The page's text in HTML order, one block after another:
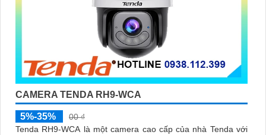
CAMERA TENDA RH9-WCA
5%-35%
00 ₫
Tenda RH9-WCA là một camera cao cấp của nhà Tenda với